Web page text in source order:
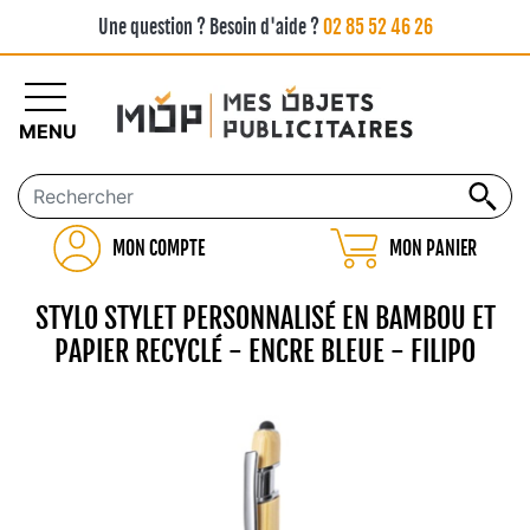
Une question ? Besoin d'aide ?02 85 52 46 26
MON COMPTE MON PANIER
MENU
STYLO STYLET PERSONNALISÉ EN BAMBOU ET
PAPIER RECYCLÉ - ENCRE BLEUE - FILIPO